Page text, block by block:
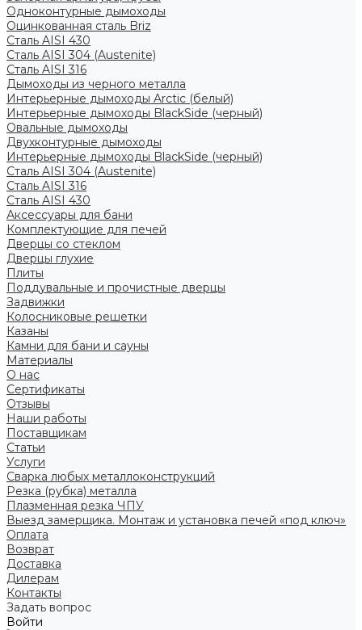
Одноконтурные дымоходы
Оцинкованная сталь Briz
Сталь AISI 430
Сталь AISI 304 (Austenite)
Сталь AISI 316
Дымоходы из черного металла
Интерьерные дымоходы Arctic (белый)
Интерьерные дымоходы BlackSide (черный)
Овальные дымоходы
Двухконтурные дымоходы
Интерьерные дымоходы BlackSide (черный)
Сталь AISI 304 (Austenite)
Сталь AISI 316
Сталь AISI 430
Аксессуары для бани
Комплектующие для печей
Дверцы со стеклом
Дверцы глухие
Плиты
Поддувальные и прочистные дверцы
Задвижки
Колосниковые решетки
Казаны
Камни для бани и сауны
Материалы
О нас
Сертификаты
Отзывы
Наши работы
Поставщикам
Статьи
Услуги
Сварка любых металлоконструкций
Резка (рубка) металла
Плазменная резка ЧПУ
Выезд замерщика. Монтаж и установка печей «под ключ»
Оплата
Возврат
Доставка
Дилерам
Контакты
Задать вопрос
Войти